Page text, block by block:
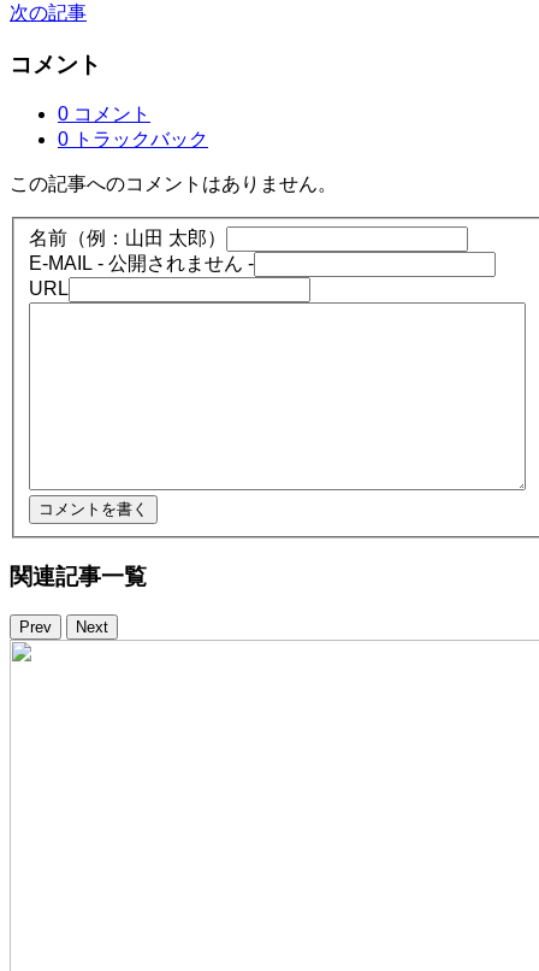
次の記事
コメント
0 コメント
0 トラックバック
この記事へのコメントはありません。
名前（例：山田 太郎）
E-MAIL - 公開されません -
URL
関連記事一覧
Prev Next